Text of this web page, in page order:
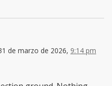
de marzo de 2026, 9:14 pm